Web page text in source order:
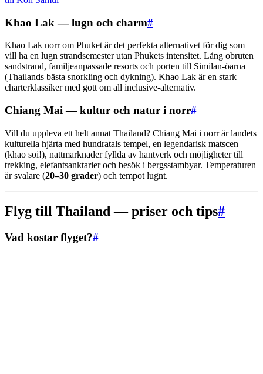
Khao Lak — lugn och charm#
Khao Lak norr om Phuket är det perfekta alternativet för dig som
vill ha en lugn strandsemester utan Phukets intensitet. Lång obruten
sandstrand, familjeanpassade resorts och porten till Similan-öarna
(Thailands bästa snorkling och dykning). Khao Lak är en stark
charterklassiker med gott om all inclusive-alternativ.
Chiang Mai — kultur och natur i norr#
Vill du uppleva ett helt annat Thailand? Chiang Mai i norr är landets
kulturella hjärta med hundratals tempel, en legendarisk matscen
(khao soi!), nattmarknader fyllda av hantverk och möjligheter till
trekking, elefantsanktarier och besök i bergsstambyar. Temperaturen
är svalare (20–30 grader) och tempot lugnt.
Flyg till Thailand — priser och tips#
Vad kostar flyget?#